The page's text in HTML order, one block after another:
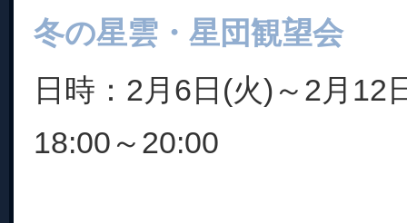
冬の星雲・星団観望会
日時：2月6日(火)～2月
18:00～20:00